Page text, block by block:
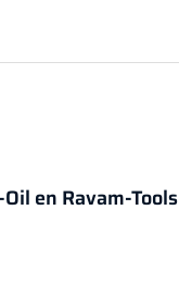
en Ravam-Tools